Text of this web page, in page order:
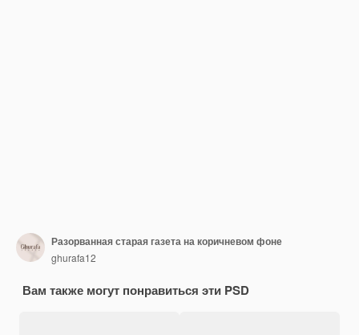
Разорванная старая газета на коричневом фоне
ghurafa12
Вам также могут понравиться эти PSD